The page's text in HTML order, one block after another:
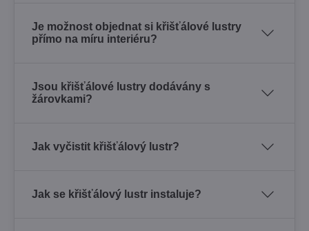
Je možnost objednat si křišťálové lustry
přímo na míru interiéru?
Jsou křišťálové lustry dodávány s
žárovkami?
Jak vyčistit křišťálový lustr?
Jak se křišťálový lustr instaluje?